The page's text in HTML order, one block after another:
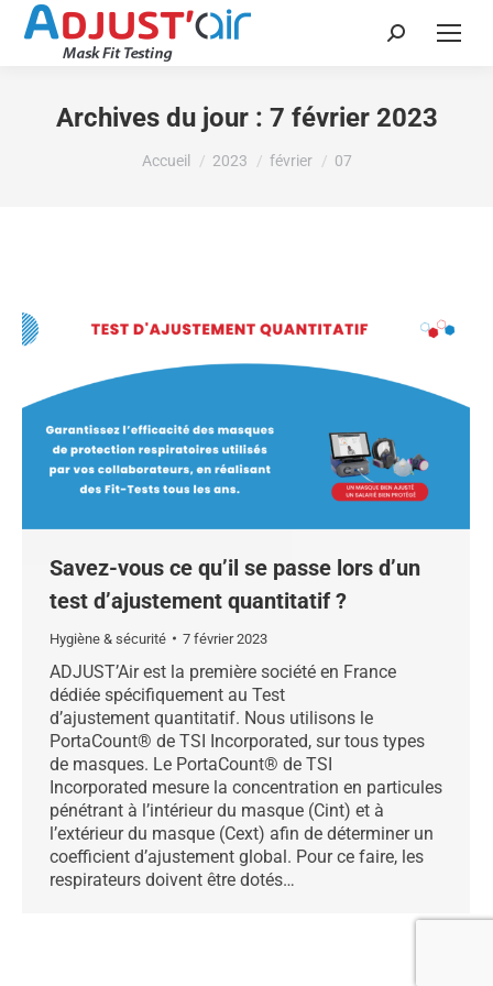
Recherche
Archives du jour : 7 février 2023
Accueil 2023 février 07
Savez-vous ce qu’il se passe lors d’un
test d’ajustement quantitatif ?
Hygiène & sécurité 7 février 2023
ADJUST’Air est la première société en France
dédiée spécifiquement au Test
d’ajustement quantitatif. Nous utilisons le
PortaCount® de TSI Incorporated, sur tous types
de masques. Le PortaCount® de TSI
Incorporated mesure la concentration en particules
pénétrant à l’intérieur du masque (Cint) et à
l’extérieur du masque (Cext) afin de déterminer un
coefficient d’ajustement global. Pour ce faire, les
respirateurs doivent être dotés…